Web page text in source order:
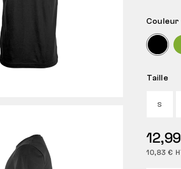
Couleur
Taille
S
10,83 €